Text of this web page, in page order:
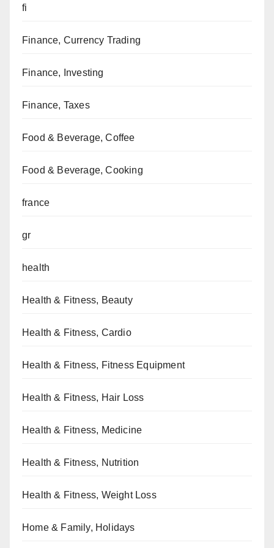
fi
Finance, Currency Trading
Finance, Investing
Finance, Taxes
Food & Beverage, Coffee
Food & Beverage, Cooking
france
gr
health
Health & Fitness, Beauty
Health & Fitness, Cardio
Health & Fitness, Fitness Equipment
Health & Fitness, Hair Loss
Health & Fitness, Medicine
Health & Fitness, Nutrition
Health & Fitness, Weight Loss
Home & Family, Holidays